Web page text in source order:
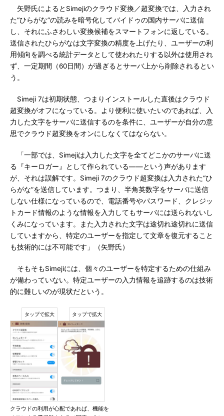
矢野氏によるとSimejiのクラウド変換／超変換では、入力され
た“ひらがな”の読みを暗号化してバイドゥの国内サーバに送信
し、それにふさわしい変換候補をスマートフォンに返している。
送信されたひらがなは文字変換の精度を上げたり、ユーザーの利
用傾向を調べる統計データとして使われたりする以外は使用され
ず、一定期間（60日間）が過ぎるとサーバ上から削除されるとい
う。
Simeji 7は初期状態、つまりインストールした直後はクラウド
超変換がオフになっている。より便利に使いたいのであれば、入
力した文字をサーバに送信するのを条件に、ユーザーが自分の意
思でクラウド超変換をオンにしなくてはならない。
「一部では、Simejiは入力した文字を全てどこかのサーバに送
る『キーロガー』として作られている――という声があります
が、それは誤解です。Simeji 7のクラウド超変換は入力された“ひ
らがな”を送信しています。つまり、半角英数字をサーバに送信
しない仕様になっているので、電話番号やパスワード、クレジッ
トカード情報のような情報を入力してもサーバには送られないし
くみになっています。また入力された文字は途切れ途切れに送信
していますから、特定のユーザーを指定して文章を復元すること
も技術的には不可能です」（矢野氏）
そもそもSimejiには、個々のユーザーを特定するための仕組み
が備わっていない。特定ユーザーの入力情報を追跡するのは技術
的に難しいのが現状だという。
クラウドの利用が心配であれば、機能を